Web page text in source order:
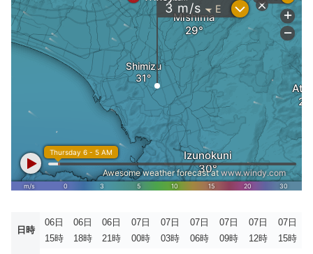
日時
06日
15時
06日
18時
06日
21時
07日
00時
07日
03時
07日
06時
07日
09時
07日
12時
07日
15時